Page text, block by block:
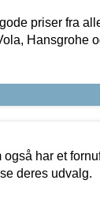
priser fra
Hansgrohe
har et
deres udvalg.